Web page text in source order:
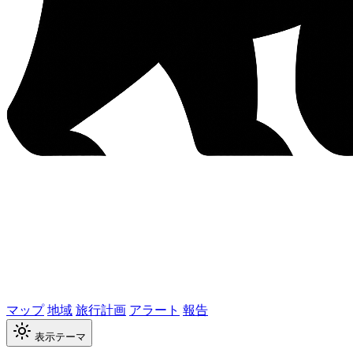
マップ地域旅行計画 アラート 報告
表示テーマ